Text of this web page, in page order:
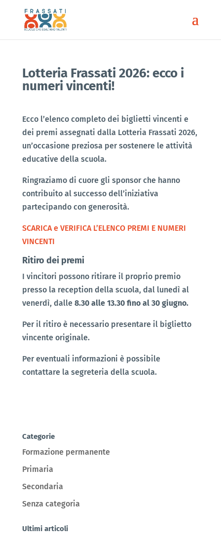
Lotteria Frassati 2026: ecco i
numeri vincenti!
Ecco l’elenco completo dei biglietti vincenti e
dei premi assegnati dalla Lotteria Frassati 2026,
un’occasione preziosa per sostenere le attività
educative della scuola.
Ringraziamo di cuore gli sponsor che hanno
contribuito al successo dell’iniziativa
partecipando con generosità.
SCARICA e VERIFICA L’ELENCO PREMI E NUMERI
VINCENTI
Ritiro dei premi
I vincitori possono ritirare il proprio premio
presso la reception della scuola, dal lunedì al
venerdì, dalle 8.30 alle 13.30 fino al 30 giugno.
Per il ritiro è necessario presentare il biglietto
vincente originale.
Per eventuali informazioni è possibile
contattare la segreteria della scuola.
Categorie
Formazione permanente
Primaria
Secondaria
Senza categoria
Ultimi articoli